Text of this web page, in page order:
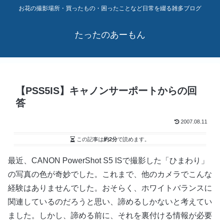
お花の撮影場所・買ったもの・困ったことなど日常を綴る雑多ブログ
たったのあーもん
【PSS5IS】キャノンサーポートからの回
答
2007.08.11
この記事は約2分で読めます。
最近、CANON PowerShot S5 ISで撮影した「ひまわり」
の写真の色が奇妙でした。これまで、他のカメラでこんな
経験はありませんでした。おそらく、ホワイトバランスに
関連しているのだろうと思い、諦めるしかないと考えてい
ました。しかし、諦める前に、それを裏付ける情報が必要